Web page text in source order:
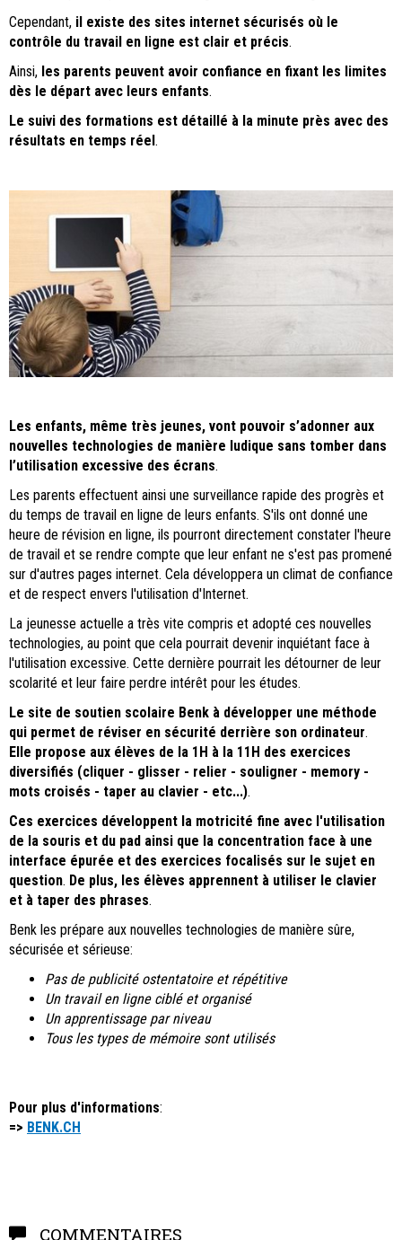
Cependant, il existe des sites internet sécurisés où le
contrôle du travail en ligne est clair et précis.
Ainsi, les parents peuvent avoir confiance en fixant les limites
dès le départ avec leurs enfants.
Le suivi des formations est détaillé à la minute près avec des
résultats en temps réel.
Les enfants, même très jeunes, vont pouvoir s’adonner aux
nouvelles technologies de manière ludique sans tomber dans
l’utilisation excessive des écrans.
Les parents effectuent ainsi une surveillance rapide des progrès et
du temps de travail en ligne de leurs enfants. S'ils ont donné une
heure de révision en ligne, ils pourront directement constater l'heure
de travail et se rendre compte que leur enfant ne s'est pas promené
sur d'autres pages internet. Cela développera un climat de confiance
et de respect envers l'utilisation d'Internet.
La jeunesse actuelle a très vite compris et adopté ces nouvelles
technologies, au point que cela pourrait devenir inquiétant face à
l'utilisation excessive. Cette dernière pourrait les détourner de leur
scolarité et leur faire perdre intérêt pour les études.
Le site de soutien scolaire Benk à développer une méthode
qui permet de réviser en sécurité derrière son ordinateur.
Elle propose aux élèves de la 1H à la 11H des exercices
diversifiés (cliquer - glisser - relier - souligner - memory -
mots croisés - taper au clavier - etc...).
Ces exercices développent la motricité fine avec l'utilisation
de la souris et du pad ainsi que la concentration face à une
interface épurée et des exercices focalisés sur le sujet en
question. De plus, les élèves apprennent à utiliser le clavier
et à taper des phrases.
Benk les prépare aux nouvelles technologies de manière sûre,
sécurisée et sérieuse:
Pas de publicité ostentatoire et répétitive
Un travail en ligne ciblé et organisé
Un apprentissage par niveau
Tous les types de mémoire sont utilisés
Pour plus d'informations:
=> BENK.CH
COMMENTAIRES